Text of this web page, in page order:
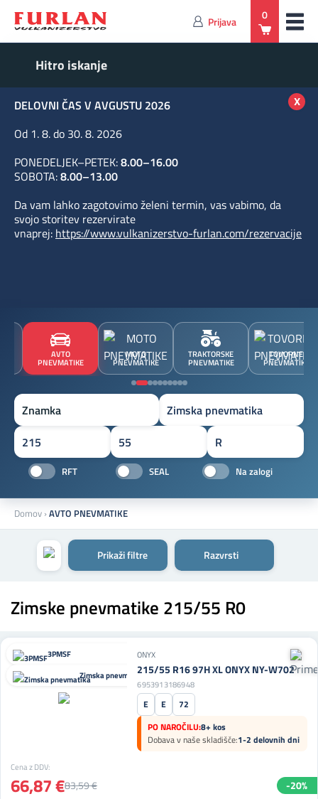
Prijava 0
DELOVNI ČAS V AVGUSTU 2026
Od 1. 8. do 30. 8. 2026
PONEDELJEK–PETEK:8.00–16.00
SOBOTA:8.00–13.00
Da vam lahko zagotovimo želeni termin, vas vabimo, da
svojo storitev rezervirate
vnaprej: https://www.vulkanizerstvo-furlan.com/rezervacije
x
AVTO
PNEVMATIKE
MOTO
PNEVMATIKE
TRAKTORSKE
PNEVMATIKE
TOVORNE
PNEVMATIKE
Znamka
RFT SEAL Na zalogi
Domov ›AVTO PNEVMATIKE
Prikaži filtre Razvrsti
Zimske pnevmatike 215/55 R0
3PMSF
Zimska pnevmatika
ONYX
215/55 R16 97H XL ONYX NY-W702
6953913186948
E E
72
PO NAROČILU:8+ kos
Dobava v naše skladišče:1-2 delovnih dni
Cena z DDV:
66,87 €83,59 € -20%